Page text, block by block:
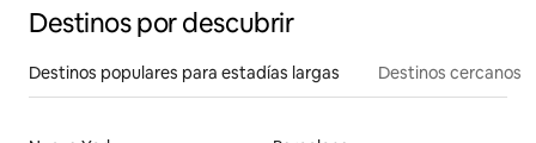
Destinos por descubrir
Destinos populares para estadías largas Destinos cercanos